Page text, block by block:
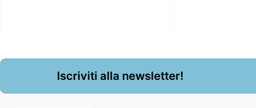
Iscriviti alla newsletter!